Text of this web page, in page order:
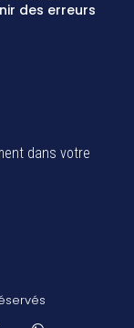
des erreurs
dans votre